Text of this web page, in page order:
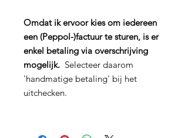
Omdat ik ervoor kies om iedereen
een (Peppol-)factuur te sturen, is er
enkel betaling via overschrijving
mogelijk. Selecteer daarom
'handmatige betaling' bij het
uitchecken.